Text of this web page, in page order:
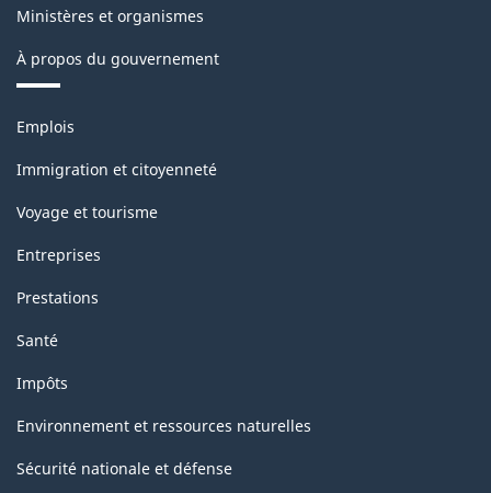
Ministères et organismes
À propos du gouvernement
Thèmes
sujets
Emplois
Immigration et citoyenneté
Voyage et tourisme
Entreprises
Prestations
Santé
Impôts
Environnement et ressources naturelles
Sécurité nationale et défense